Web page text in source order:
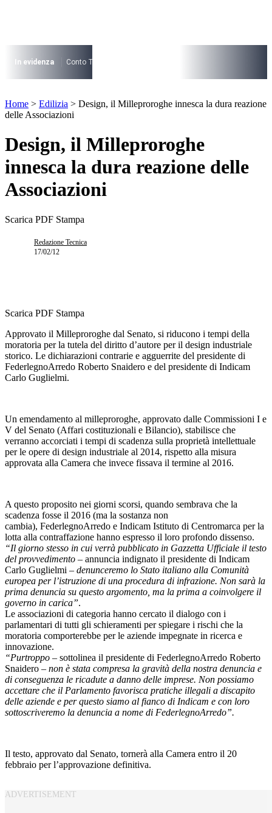
I più cercati
Lorem ipsum dolor sit amet consectetur
Lorem ipsum dolor sit amet consectetur
In evidenza Conto Termico
Lorem ipsum dolor sit amet consectetur
Home > Edilizia > Design, il Milleproroghe innesca la dura reazione
delle Associazioni
Design, il Milleproroghe
innesca la dura reazione delle
Associazioni
Scarica PDF Stampa
Redazione Tecnica
17/02/12
Scarica PDF Stampa
Approvato il Milleproroghe dal Senato, si riducono i tempi della
moratoria per la tutela del diritto d’autore per il design industriale
storico. Le dichiarazioni contrarie e agguerrite del presidente di
FederlegnoArredo Roberto Snaidero e del presidente di Indicam
Carlo Guglielmi.
Un emendamento al milleproroghe, approvato dalle Commissioni I e
V del Senato (Affari costituzionali e Bilancio), stabilisce che
verranno accorciati i tempi di scadenza sulla proprietà intellettuale
per le opere di design industriale al 2014, rispetto alla misura
approvata alla Camera che invece fissava il termine al 2016.
A questo proposito nei giorni scorsi, quando sembrava che la
scadenza fosse il 2016 (ma la sostanza non
cambia), FederlegnoArredo e Indicam Istituto di Centromarca per la
lotta alla contraffazione hanno espresso il loro profondo dissenso.
“Il giorno stesso in cui verrà pubblicato in Gazzetta Ufficiale il testo
del provvedimento – annuncia indignato il presidente di Indicam
Carlo Guglielmi – denunceremo lo Stato italiano alla Comunità
europea per l’istruzione di una procedura di infrazione. Non sarà la
prima denuncia su questo argomento, ma la prima a coinvolgere il
governo in carica”.
Le associazioni di categoria hanno cercato il dialogo con i
parlamentari di tutti gli schieramenti per spiegare i rischi che la
moratoria comporterebbe per le aziende impegnate in ricerca e
innovazione.
“Purtroppo – sottolinea il presidente di FederlegnoArredo Roberto
Snaidero – non è stata compresa la gravità della nostra denuncia e
di conseguenza le ricadute a danno delle imprese. Non possiamo
accettare che il Parlamento favorisca pratiche illegali a discapito
delle aziende e per questo siamo al fianco di Indicam e con loro
sottoscriveremo la denuncia a nome di FederlegnoArredo”.
Il testo, approvato dal Senato, tornerà alla Camera entro il 20
febbraio per l’approvazione definitiva.